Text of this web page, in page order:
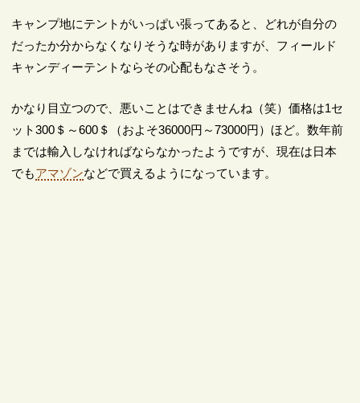
キャンプ地にテントがいっぱい張ってあると、どれが自分の
だったか分からなくなりそうな時がありますが、フィールド
キャンディーテントならその心配もなさそう。
かなり目立つので、悪いことはできませんね（笑）価格は1セ
ット300＄～600＄（およそ36000円～73000円）ほど。数年前
までは輸入しなければならなかったようですが、現在は日本
でもアマゾンなどで買えるようになっています。